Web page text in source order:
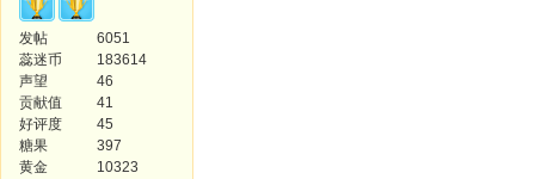
发帖
6051
蕊迷币
183614
声望
46
贡献值
41
好评度
45
糖果
397
黄金
10323